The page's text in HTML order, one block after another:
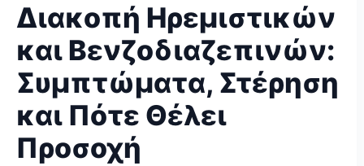
Διακοπή Ηρεμιστικών
και Βενζοδιαζεπινών:
Συμπτώματα, Στέρηση
και Πότε Θέλει
Προσοχή